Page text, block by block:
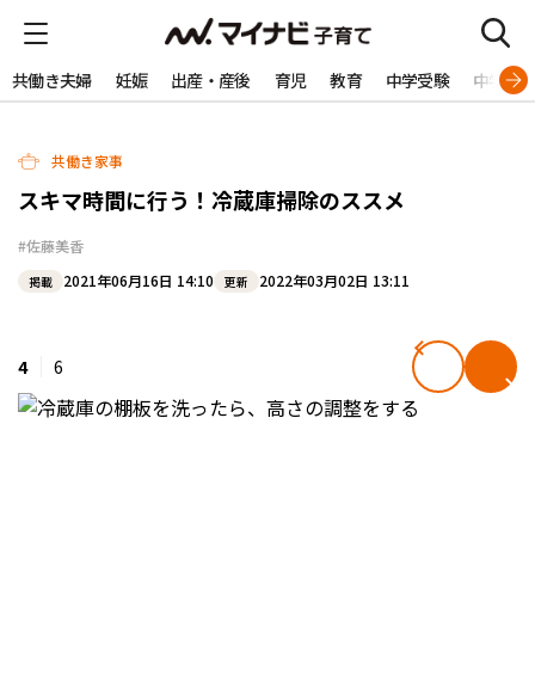
共働き夫婦 妊娠 出産・産後 育児 教育 中学受験 中学生
共働き家事
スキマ時間に行う！冷蔵庫掃除のススメ
#佐藤美香
掲載 2021年06月16日 14:10 更新 2022年03月02日 13:11
4 6